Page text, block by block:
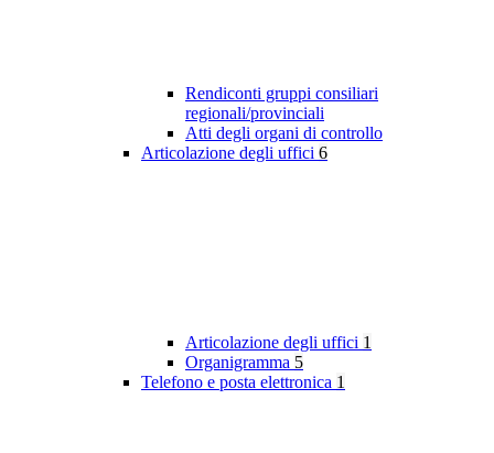
Rendiconti gruppi consiliari
regionali/provinciali
Atti degli organi di controllo
Articolazione degli uffici 6
Articolazione degli uffici 1
Organigramma 5
Telefono e posta elettronica 1